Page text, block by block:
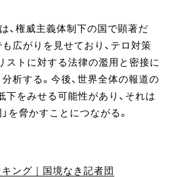
、権威主義体制下の国で顕著だ
広がりを見せており、テロ対策
ストに対する法律の濫用と密接に
析する。今後、世界全体の報道の
下をみせる可能性があり、それは
を脅かすことにつながる。
ング｜国境なき記者団